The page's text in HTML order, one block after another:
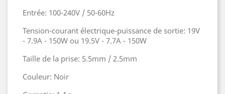
Entrée: 100-240V / 50-60Hz
Tension-courant électrique-puissance de sortie: 19V
- 7.9A - 150W ou 19.5V - 7.7A - 150W
Taille de la prise: 5.5mm / 2.5mm
Couleur: Noir